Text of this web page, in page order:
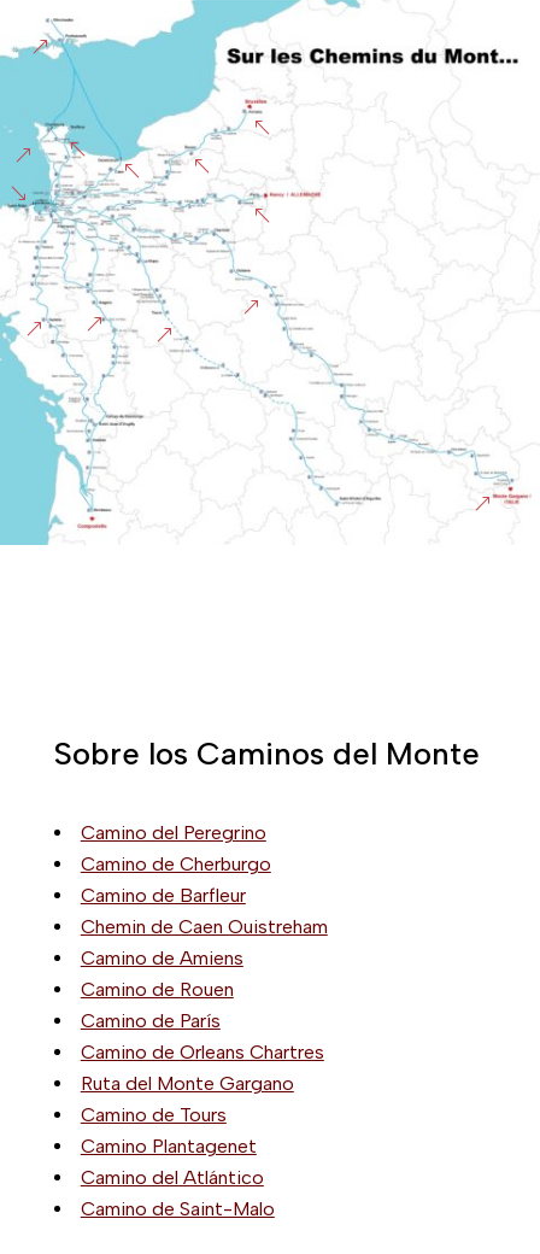
&
&
%
%
%
%
%
&
&
&
&
&
'
Sobre los Caminos del Monte
Camino del Peregrino
Camino de Cherburgo
Camino de Barfleur
Chemin de Caen Ouistreham
Camino de Amiens
Camino de Rouen
Camino de París
Camino de Orleans Chartres
Ruta del Monte Gargano
Camino de Tours
Camino Plantagenet
Camino del Atlántico
Camino de Saint-Malo